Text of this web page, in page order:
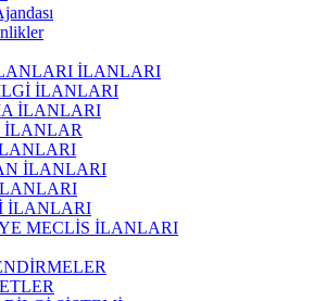
İLANLARI
İLANLARI
İLANLARI
İLANLAR
İLANLARI
İLANLARI
MECLİS İLANLARI